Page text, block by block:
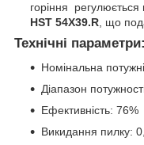
горіння
HST 54X39.R , що
Технічні параметри:
Номінальна
Діапазон
Ефективність: 76%
Викидання пилку: